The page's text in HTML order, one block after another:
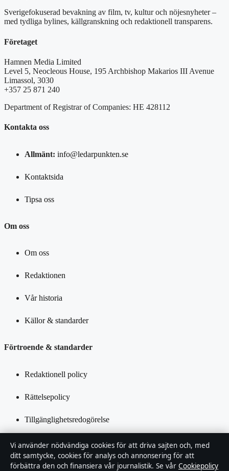
Sverigefokuserad bevakning av film, tv, kultur och nöjesnyheter –
med tydliga bylines, källgranskning och redaktionell transparens.
Företaget
Hamnen Media Limited
Level 5, Neocleous House, 195 Archbishop Makarios III Avenue
Limassol, 3030
+357 25 871 240
Department of Registrar of Companies: HE 428112
Kontakta oss
Allmänt: info@ledarpunkten.se
Kontaktsida
Tipsa oss
Om oss
Om oss
Redaktionen
Vår historia
Källor & standarder
Förtroende & standarder
Redaktionell policy
Rättelsepolicy
Tillgänglighetsredogörelse
Integritetspolicy
Kändisar & integritet
Vi använder nödvändiga cookies för att driva sajten och, med
ditt samtycke, cookies för analys och annonsering för att
förbättra den och finansiera vår journalistik. Se vår Cookiepolicy